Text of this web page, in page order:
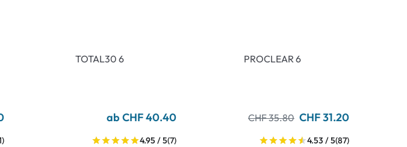
TOTAL30 6
ab CHF 40.40
4.95 / 5(7)
PROCLEAR 6
CHF 35.80 CHF 31.20
4.53 / 5(87)